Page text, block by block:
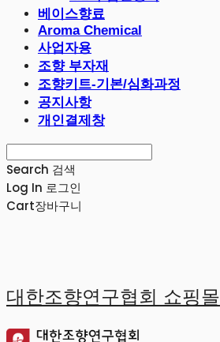
베이스향료
Aroma Chemical
사업자용
조향 부자재
조향키트-기본/심화과정
공지사항
개인결제창
Search 검색
Log In 로그인
Cart장바구니
대한조향연구협회 쇼핑몰